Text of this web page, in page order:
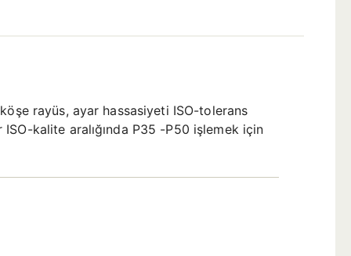
rayüs, ayar hassasiyeti ISO-tolerans
ISO-kalite aralığında P35 -P50 işlemek için